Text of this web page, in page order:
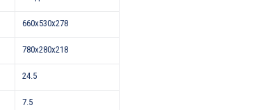
660x530x278
780x280x218
24.5
7.5